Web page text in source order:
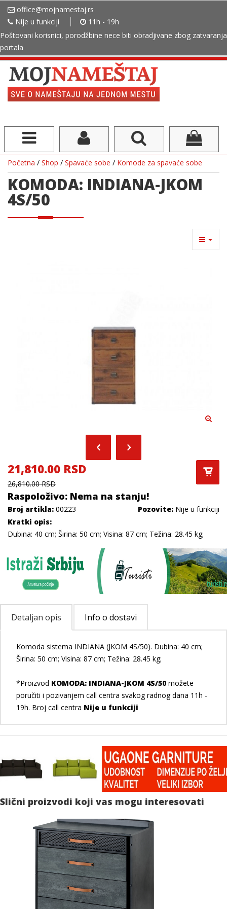
office@mojnamestaj.rs
Nije u funkciji
11h - 19h
Poštovani korisnici, porodžbine nece biti obradjivane zbog zatvaranja
portala
Početna / Shop / Spavaće sobe / Komode za spavaće sobe
KOMODA: INDIANA-JKOM
4S/50
21,810.00 RSD
26,810.00 RSD
Raspoloživo: Nema na stanju!
Broj artikla: 00223 Pozovite: Nije u funkciji
Kratki opis:
Dubina: 40 cm; Širina: 50 cm; Visina: 87 cm; Težina: 28.45 kg;
Detaljan opis Info o dostavi
Komoda sistema INDIANA (JKOM 4S/50). Dubina: 40 cm;
Širina: 50 cm; Visina: 87 cm; Težina: 28.45 kg;
*Proizvod KOMODA: INDIANA-JKOM 4S/50 možete
poručiti i pozivanjem call centra svakog radnog dana 11h -
19h. Broj call centra Nije u funkciji
Slični proizvodi koji vas mogu interesovati